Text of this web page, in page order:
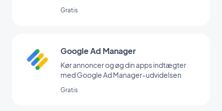
Gratis
Google Ad Manager
Kør annoncer og øg din apps indtægter
med Google Ad Manager-udvidelsen
Gratis